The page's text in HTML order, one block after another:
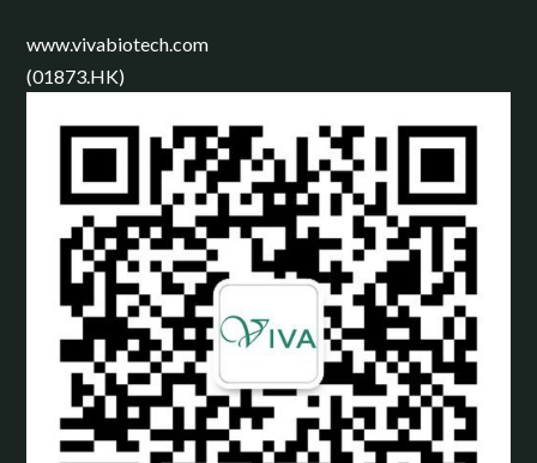
www.vivabiotech.com
(01873.HK)